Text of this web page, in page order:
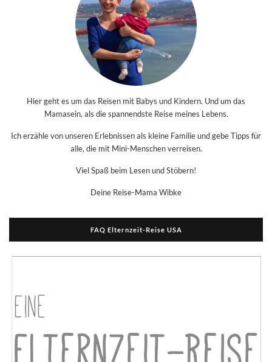
Hier geht es um das Reisen mit Babys und Kindern. Und um das
Mamasein, als die spannendste Reise meines Lebens.
Ich erzähle von unseren Erlebnissen als kleine Familie und gebe Tipps für
alle, die mit Mini-Menschen verreisen.
Viel Spaß beim Lesen und Stöbern!
Deine Reise-Mama Wibke
FAQ Elternzeit-Reise USA